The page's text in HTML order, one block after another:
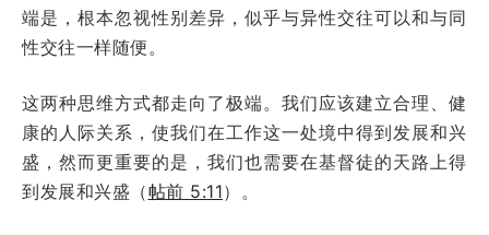
端是，根本忽视性别差异，似乎与异性交往可以和与同
性交往一样随便。
这两种思维方式都走向了极端。我们应该建立合理、健
康的人际关系，使我们在工作这一处境中得到发展和兴
盛，然而更重要的是，我们也需要在基督徒的天路上得
到发展和兴盛（帖前 5:11）。